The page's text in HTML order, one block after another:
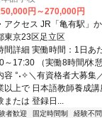
円～270,000円
アクセス JR「亀有駅」
東京23区足立区
間詳細 実働時間：1日あ
～17:30 （実働8時間/休
容 °˖✧＼有資格者
以上で 日本語教師養成
または 登録日...
者歓迎 固定時間制 経験不問